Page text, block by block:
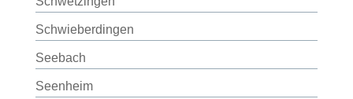
Schwieberdingen
Seebach
Seenheim